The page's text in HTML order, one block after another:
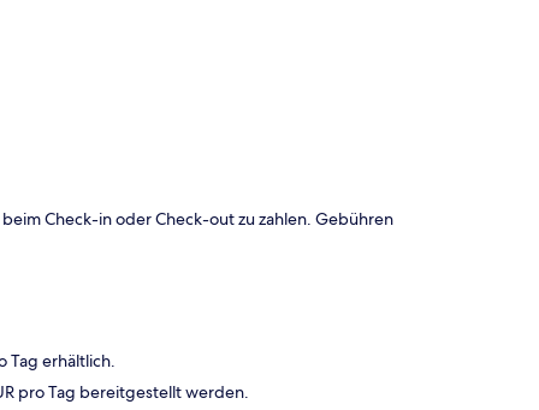
Check-in oder Check-out zu zahlen. Gebühren
Tag erhältlich.
pro Tag bereitgestellt werden.